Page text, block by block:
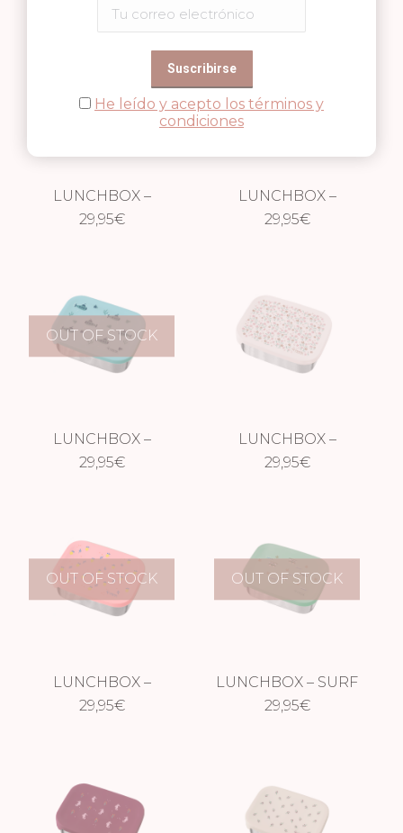
LUNCHBOX –
TIBURÓN
29,95€
LUNCHBOX –
GOLONDRINA
29,95€
OUT OF STOCK
LUNCHBOX –
SUBMARINO
29,95€
LUNCHBOX –
FLORES
29,95€
OUT OF STOCK
LUNCHBOX –
LIMONES
29,95€
OUT OF STOCK
LUNCHBOX – SURF
29,95€
He leído y acepto los términos y
condiciones